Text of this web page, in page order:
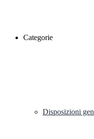
Categorie
Disposizioni